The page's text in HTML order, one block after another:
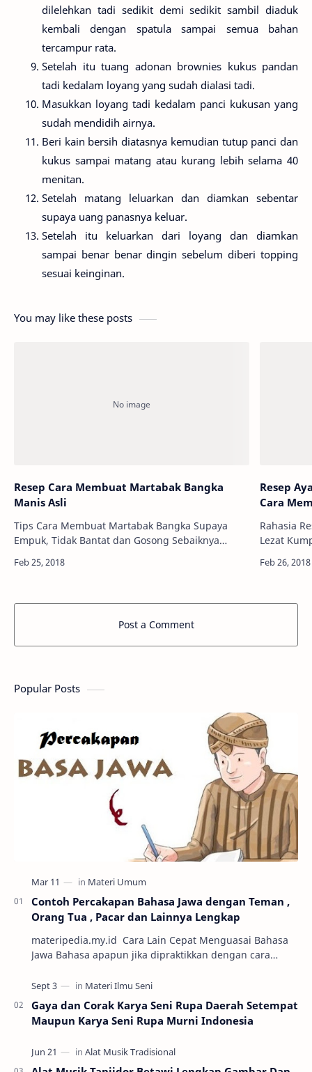
dilelehkan tadi sedikit demi sedikit sambil diaduk
kembali dengan spatula sampai semua bahan
tercampur rata.
Setelah itu tuang adonan brownies kukus pandan
tadi kedalam loyang yang sudah dialasi tadi.
Masukkan loyang tadi kedalam panci kukusan yang
sudah mendidih airnya.
Beri kain bersih diatasnya kemudian tutup panci dan
kukus sampai matang atau kurang lebih selama 40
menitan.
Setelah matang leluarkan dan diamkan sebentar
supaya uang panasnya keluar.
Setelah itu keluarkan dari loyang dan diamkan
sampai benar benar dingin sebelum diberi topping
sesuai keinginan.
You may like these posts
Resep Cara Membuat Martabak Bangka
Manis Asli
Tips Cara Membuat Martabak Bangka Supaya
Empuk, Tidak Bantat dan Gosong Sebaiknya
khusus supaya matangnya merata dan tidak
Resep
Cara
Rahasia
Lezat Kumpulan Resep Makanan - Kalau boleh
goreng
Post a Comment
Popular Posts
Contoh Percakapan Bahasa Jawa dengan Teman ,
Orang Tua , Pacar dan Lainnya Lengkap
materipedia.my.id Cara Lain Cepat Menguasai Bahasa
Jawa Bahasa apapun jika dipraktikkan dengan cara
Gaya dan Corak Karya Seni Rupa Daerah Setempat
Maupun Karya Seni Rupa Murni Indonesia